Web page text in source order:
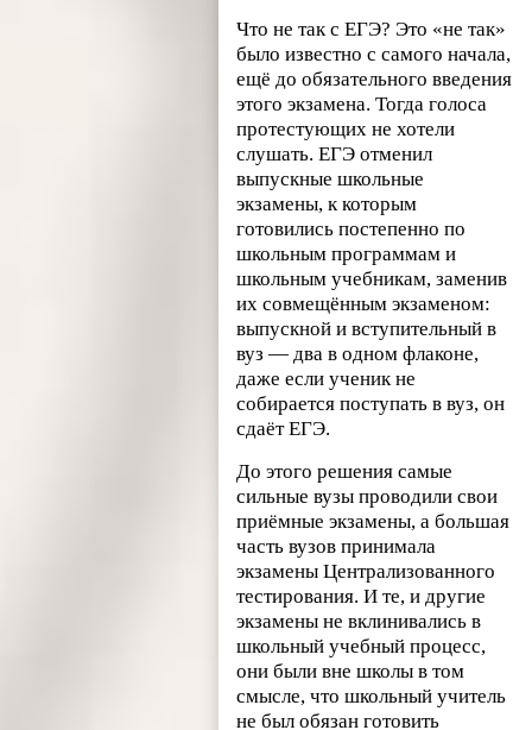
Что не так с ЕГЭ? Это «не так»
было известно с самого начала,
ещё до обязательного введения
этого экзамена. Тогда голоса
протестующих не хотели
слушать. ЕГЭ отменил
выпускные школьные
экзамены, к которым
готовились постепенно по
школьным программам и
школьным учебникам, заменив
их совмещённым экзаменом:
выпускной и вступительный в
вуз — два в одном флаконе,
даже если ученик не
собирается поступать в вуз, он
сдаёт ЕГЭ.
До этого решения самые
сильные вузы проводили свои
приёмные экзамены, а большая
часть вузов принимала
экзамены Централизованного
тестирования. И те, и другие
экзамены не вклинивались в
школьный учебный процесс,
они были вне школы в том
смысле, что школьный учитель
не был обязан готовить